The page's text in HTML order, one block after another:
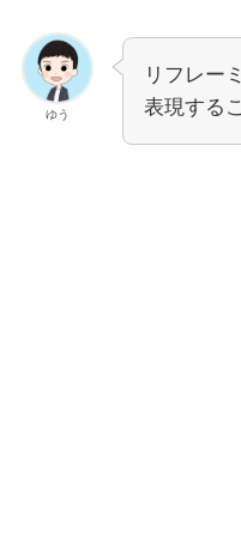
ゆう
リフレー
表現する